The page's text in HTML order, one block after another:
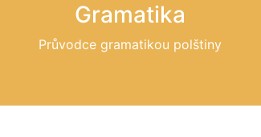
Gramatika
Průvodce gramatikou polštiny